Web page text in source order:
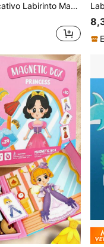
Brinquedo Educativo Labirinto Magnético de Letras com Dinossauros, Brinquedo de Aprendizagem de Ortografia com Tema de Estacionamento, Inclui Contagem, Classificação por Cores e Treinamento de Habilidades Motoras Finas, Ideal para Presentes de Aniversário, Halloween e Natal para Crianças